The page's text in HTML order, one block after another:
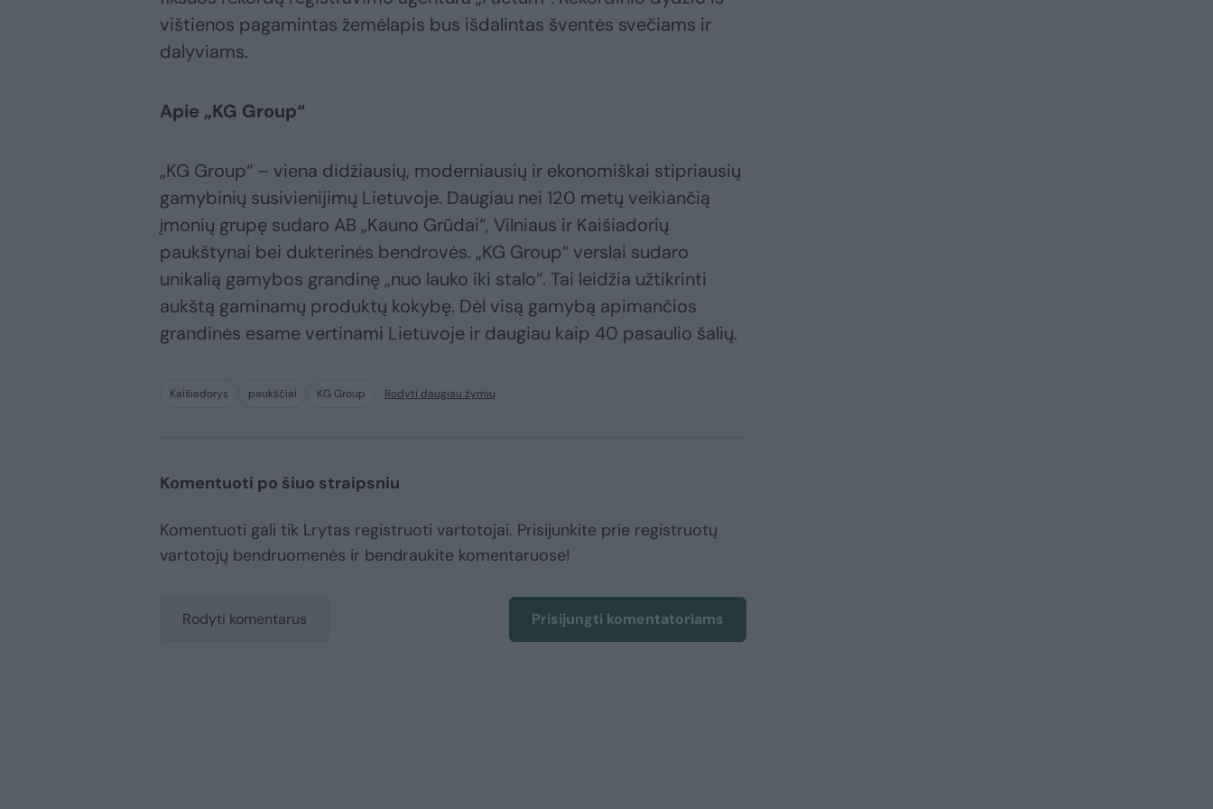
vištienos pagamintas žemėlapis bus išdalintas šventės svečiams ir
dalyviams.
Apie „KG Group“
„KG Group“ – viena didžiausių, moderniausių ir ekonomiškai stipriausių
gamybinių susivienijimų Lietuvoje. Daugiau nei 120 metų veikiančią
įmonių grupę sudaro AB „Kauno Grūdai“, Vilniaus ir Kaišiadorių
paukštynai bei dukterinės bendrovės. „KG Group“ verslai sudaro
unikalią gamybos grandinę „nuo lauko iki stalo“. Tai leidžia užtikrinti
aukštą gaminamų produktų kokybę. Dėl visą gamybą apimančios
grandinės esame vertinami Lietuvoje ir daugiau kaip 40 pasaulio šalių.
Kaišiadorys paukščiai KG Group Rodyti daugiau žymių
Komentuoti po šiuo straipsniu
Komentuoti gali tik Lrytas registruoti vartotojai. Prisijunkite prie registruotų
vartotojų bendruomenės ir bendraukite komentaruose!
Rodyti komentarus Prisijungti komentatoriams